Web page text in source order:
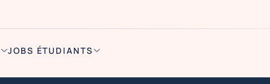
JOBS ÉTUDIANTS